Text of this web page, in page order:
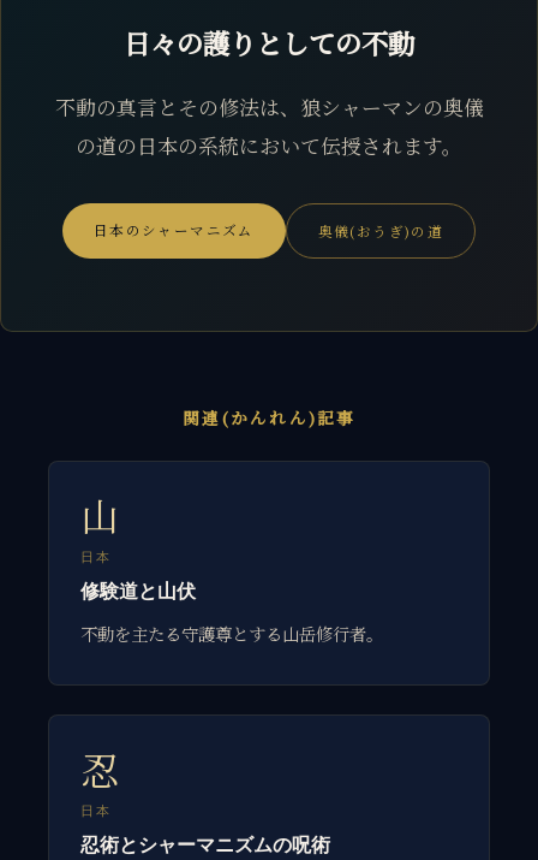
日々の護りとしての不動
不動の真言とその修法は、狼シャーマンの奥儀
の道の日本の系統において伝授されます。
日本のシャーマニズム 奥儀(おうぎ)の道
関連(かんれん)記事
山
日本
修験道と山伏
不動を主たる守護尊とする山岳修行者。
忍
日本
忍術とシャーマニズムの呪術